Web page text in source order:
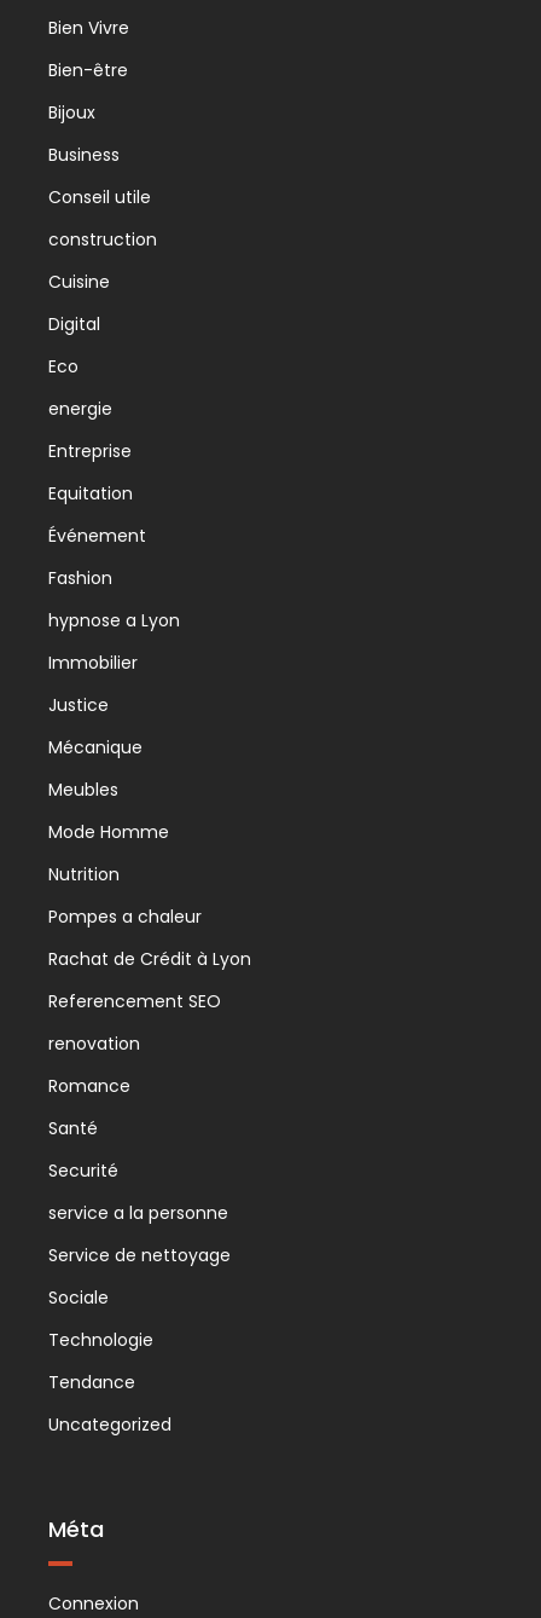
Bien Vivre
Bien-être
Bijoux
Business
Conseil utile
construction
Cuisine
Digital
Eco
energie
Entreprise
Equitation
Événement
Fashion
hypnose a Lyon
Immobilier
Justice
Mécanique
Meubles
Mode Homme
Nutrition
Pompes a chaleur
Rachat de Crédit à Lyon
Referencement SEO
renovation
Romance
Santé
Securité
service a la personne
Service de nettoyage
Sociale
Technologie
Tendance
Uncategorized
Méta
Connexion